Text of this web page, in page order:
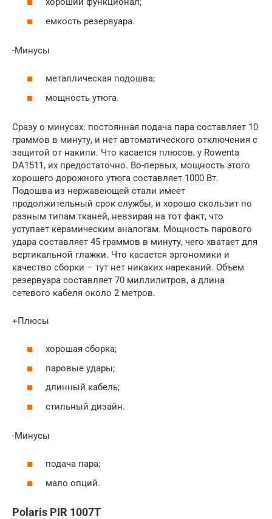
емкость резервуара.
-Минусы
металлическая подошва;
мощность утюга.
Сразу о минусах: постоянная подача пара составляет 10
граммов в минуту, и нет автоматического отключения с
защитой от накипи. Что касается плюсов, у Rowenta
DA1511, их предостаточно. Во-первых, мощность этого
хорошего дорожного утюга составляет 1000 Вт.
Подошва из нержавеющей стали имеет
продолжительный срок службы, и хорошо скользит по
разным типам тканей, невзирая на тот факт, что
уступает керамическим аналогам. Мощность парового
удара составляет 45 граммов в минуту, чего хватает для
вертикальной глажки. Что касается эргономики и
качество сборки – тут нет никаких нареканий. Объем
резервуара составляет 70 миллилитров, а длина
сетевого кабеля около 2 метров.
+Плюсы
хорошая сборка;
паровые удары;
длинный кабель;
стильный дизайн.
-Минусы
подача пара;
мало опций.
Polaris PIR 1007T